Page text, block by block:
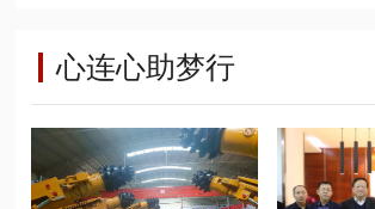
有着20多年历史的商
新任务、新情况下
联合、创新、共享
加大组织建设力度
力，取得了优异成
工能源装备大客户部
北大区总监常顺顺、
书记陈岳任、基地
晋秀参加了座谈。
家学者，产业生态合
心连心助梦行